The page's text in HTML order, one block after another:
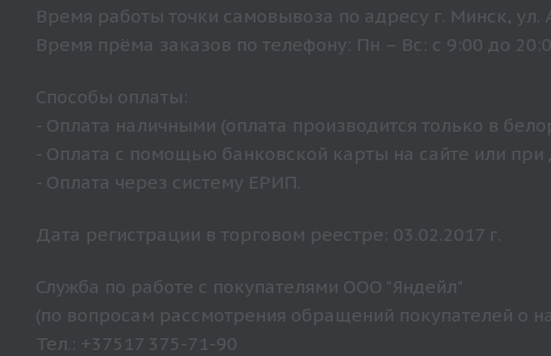
Время работы точки самовывоза по адресу г. Минск, ул.
Время прёма заказов по телефону: Пн – Вс: с 9:00 до
Способы оплаты:
- Оплата наличными (оплата производится только в
- Оплата с помощью банковской карты на сайте или при
- Оплата через систему ЕРИП.
Дата регистрации в торговом реестре: 03.02.2017 г.
Служба по работе с покупателями ООО "Яндейл"
(по вопросам рассмотрения обращений покупателей о
Тел.: +37517 375-71-90